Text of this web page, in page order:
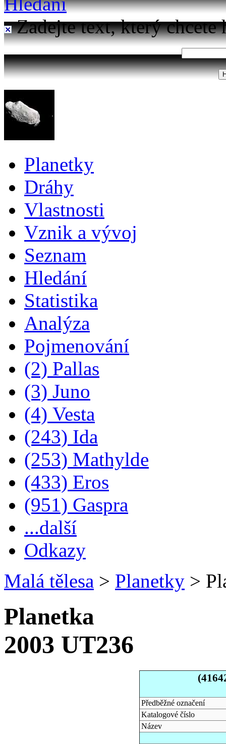
Zadejte text, který chcete
Planetky
Dráhy
Vlastnosti
Vznik a vývoj
Seznam
Hledání
Statistika
Analýza
Pojmenování
(2) Pallas
(3) Juno
(4) Vesta
(243) Ida
(253) Mathylde
(433) Eros
(951) Gaspra
...další
Odkazy
Malá tělesa > Planetky >
Planetka
2003 UT236
Předběžné označení
Katalogové číslo
Název